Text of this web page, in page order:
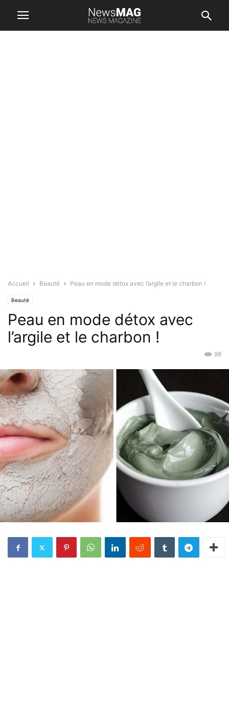
Accueil Beauté Peau en mode détox avec l’argile et le charbon !
Beauté
Peau en mode détox avec
l’argile et le charbon !
98